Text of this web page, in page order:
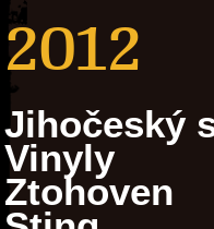
2012
Jihočeský
Vinyly
Ztohoven